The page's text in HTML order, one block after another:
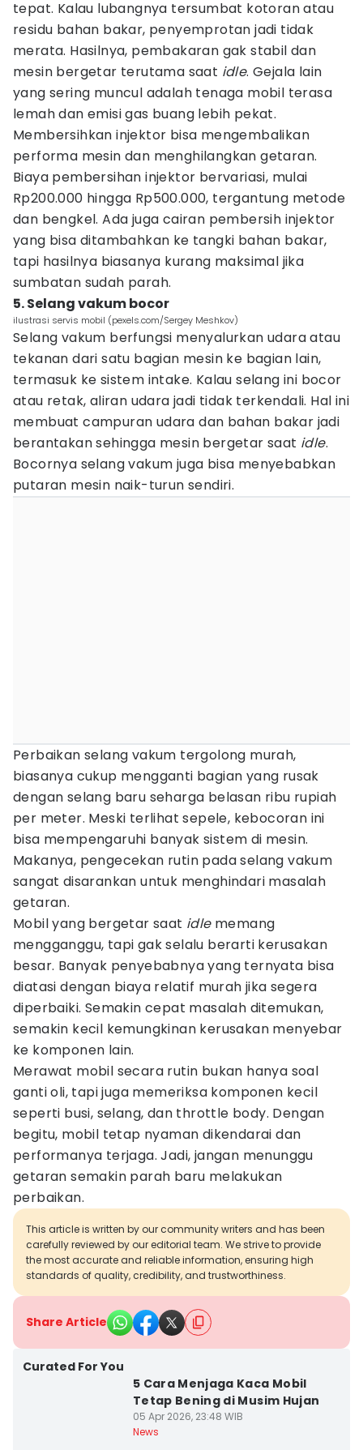
tepat. Kalau lubangnya tersumbat kotoran atau
residu bahan bakar, penyemprotan jadi tidak
merata. Hasilnya, pembakaran gak stabil dan
mesin bergetar terutama saat idle. Gejala lain
yang sering muncul adalah tenaga mobil terasa
lemah dan emisi gas buang lebih pekat.
Membersihkan injektor bisa mengembalikan
performa mesin dan menghilangkan getaran.
Biaya pembersihan injektor bervariasi, mulai
Rp200.000 hingga Rp500.000, tergantung metode
dan bengkel. Ada juga cairan pembersih injektor
yang bisa ditambahkan ke tangki bahan bakar,
tapi hasilnya biasanya kurang maksimal jika
sumbatan sudah parah.
5. Selang vakum bocor
ilustrasi servis mobil (pexels.com/Sergey Meshkov)
Selang vakum berfungsi menyalurkan udara atau
tekanan dari satu bagian mesin ke bagian lain,
termasuk ke sistem intake. Kalau selang ini bocor
atau retak, aliran udara jadi tidak terkendali. Hal ini
membuat campuran udara dan bahan bakar jadi
berantakan sehingga mesin bergetar saat idle.
Bocornya selang vakum juga bisa menyebabkan
putaran mesin naik-turun sendiri.
Perbaikan selang vakum tergolong murah,
biasanya cukup mengganti bagian yang rusak
dengan selang baru seharga belasan ribu rupiah
per meter. Meski terlihat sepele, kebocoran ini
bisa mempengaruhi banyak sistem di mesin.
Makanya, pengecekan rutin pada selang vakum
sangat disarankan untuk menghindari masalah
getaran.
Mobil yang bergetar saat idle memang
mengganggu, tapi gak selalu berarti kerusakan
besar. Banyak penyebabnya yang ternyata bisa
diatasi dengan biaya relatif murah jika segera
diperbaiki. Semakin cepat masalah ditemukan,
semakin kecil kemungkinan kerusakan menyebar
ke komponen lain.
Merawat mobil secara rutin bukan hanya soal
ganti oli, tapi juga memeriksa komponen kecil
seperti busi, selang, dan throttle body. Dengan
begitu, mobil tetap nyaman dikendarai dan
performanya terjaga. Jadi, jangan menunggu
getaran semakin parah baru melakukan
perbaikan.
This article is written by our community writers and has been
carefully reviewed by our editorial team. We strive to provide
the most accurate and reliable information, ensuring high
standards of quality, credibility, and trustworthiness.
Share Article
Curated For You
5 Cara Menjaga Kaca Mobil
Tetap Bening di Musim Hujan
05 Apr 2026, 23:48 WIB
News